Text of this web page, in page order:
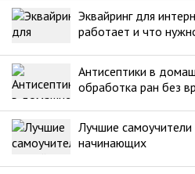
Эквайринг для
работает и что
Антисептики в
обработка ран без
Лучшие самоучители
начинающих